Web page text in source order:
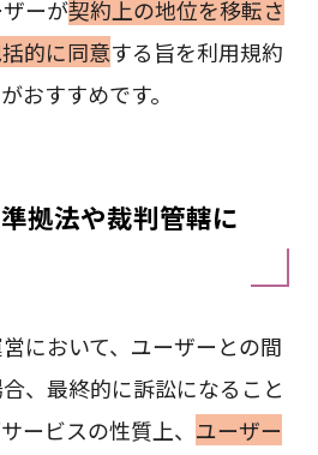
ーが契約上の地位を移転さ
的に同意する旨を利用規約
おすすめです。
拠法や裁判管轄に
において、ユーザーとの間
、最終的に訴訟になること
ービスの性質上、 ユーザー